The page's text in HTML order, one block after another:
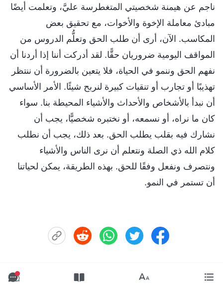
ناجم عن هيمنة شخصيتي المتغطرسة عليَّ، وتعلمت أيضًا
مبادئ معاملة الإخوة والأخوات، مع تحقيق بعض
المكاسب. الآن، أرى أن طلب الحق وتعلُّم الدروس من
المواقف اليومية ضروريان حقًّا. لقد أدركت أننا إذا أردنا أن
نفهم الحق وننمو في الحياة، فلا يتعين بالضرورة أن ننتظر
تهذيبًا أو تجارب أو تنقيات كبيرة لنربح شيئًا. الأمر الأساسي
أن نبدأ بالأشخاص والأحداث والأشياء المحيطة بنا. سواء
كان ما نراه، أو نسمعه، أو نختبره شخصيًّا، يجب أن
نشارك فيه بقلب يطلب الحق. بعد ذلك، يجب أن نطلب
كلام الله ذي الصلة ونتعلم أن نرى الناس والأشياء
ونتصرف ونفعل وفقًا للحق. بهذه الطريقة، يمكن لحياتنا
أن تستمر في النمو.
التالي: